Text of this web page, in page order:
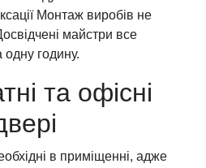
Монтаж виробів не
майстри все
одну годину.
та офісні
в приміщенні, адже